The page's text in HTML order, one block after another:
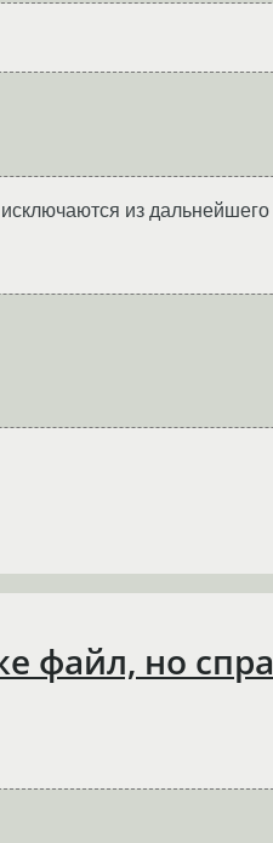
из дальнейшего
файл, но